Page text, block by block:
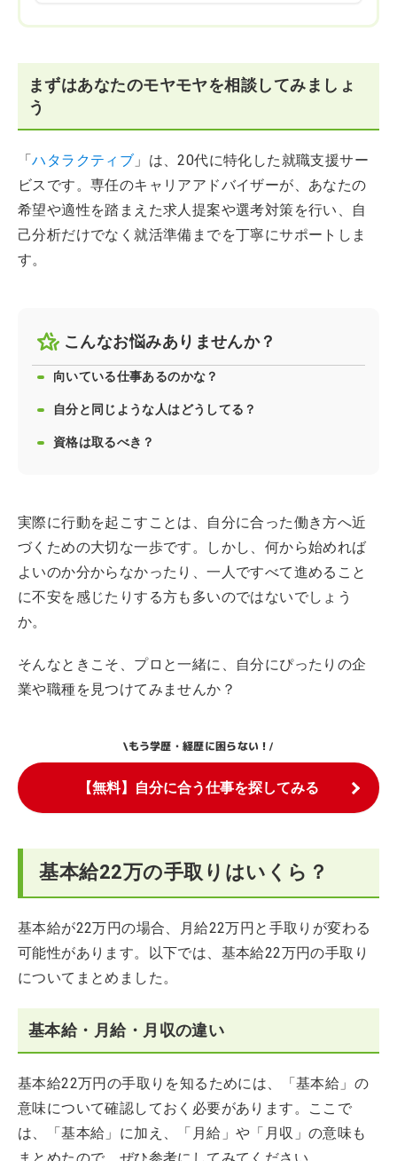
まずはあなたのモヤモヤを相談してみましょ
う
「ハタラクティブ 」は、20代に特化した就職支援サー
ビスです。専任のキャリアアドバイザーが、あなたの
希望や適性を踏まえた求人提案や選考対策を行い、自
己分析だけでなく就活準備までを丁寧にサポートしま
す。
こんなお悩みありませんか？
向いている仕事あるのかな？
自分と同じような人はどうしてる？
資格は取るべき？
実際に行動を起こすことは、自分に合った働き方へ近
づくための大切な一歩です。しかし、何から始めれば
よいのか分からなかったり、一人ですべて進めること
に不安を感じたりする方も多いのではないでしょう
か。
そんなときこそ、プロと一緒に、自分にぴったりの企
業や職種を見つけてみませんか？
\もう学歴・経歴に困らない！/
【無料】自分に合う仕事を探してみる
基本給22万の手取りはいくら？
基本給が22万円の場合、月給22万円と手取りが変わる
可能性があります。以下では、基本給22万円の手取り
についてまとめました。
基本給・月給・月収の違い
基本給22万円の手取りを知るためには、「基本給」の
意味について確認しておく必要があります。ここで
は、「基本給」に加え、「月給」や「月収」の意味も